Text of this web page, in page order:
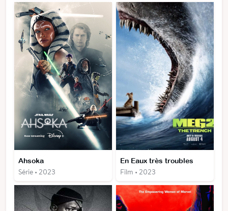
Ahsoka
Série • 2023
En Eaux très troubles
Film • 2023